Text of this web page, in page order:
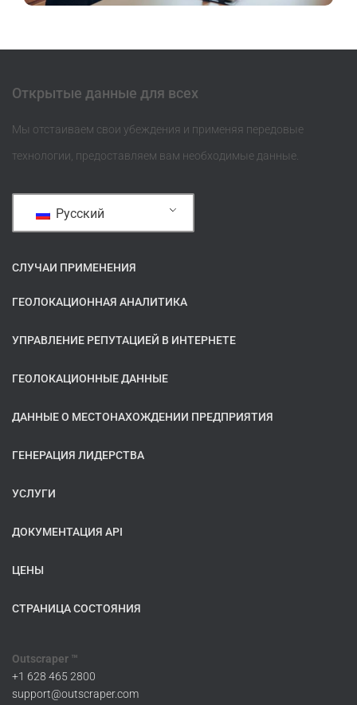
Открытые данные для всех
Мы отстаиваем свои убеждения и применяя передовые
технологии, предоставляем вам необходимые данные.
Русский
СЛУЧАИ ПРИМЕНЕНИЯ
ГЕОЛОКАЦИОННАЯ АНАЛИТИКА
УПРАВЛЕНИЕ РЕПУТАЦИЕЙ В ИНТЕРНЕТЕ
ГЕОЛОКАЦИОННЫЕ ДАННЫЕ
ДАННЫЕ О МЕСТОНАХОЖДЕНИИ ПРЕДПРИЯТИЯ
ГЕНЕРАЦИЯ ЛИДЕРСТВА
УСЛУГИ
ДОКУМЕНТАЦИЯ API
ЦЕНЫ
СТРАНИЦА СОСТОЯНИЯ
Outscraper ™
+1 628 465 2800
support@outscraper.com